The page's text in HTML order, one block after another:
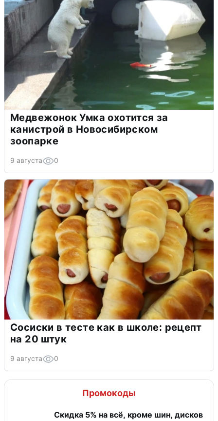
Медвежонок Умка охотится за
канистрой в Новосибирском
зоопарке
9 августа 0
Сосиски в тесте как в школе: рецепт
на 20 штук
9 августа 0
Промокоды
Скидка 5% на всё, кроме шин, дисков